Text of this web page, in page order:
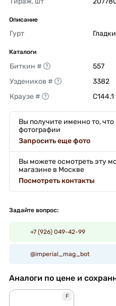
Описание
Гурт
Каталоги
Биткин #
557
Уздеников #
3382
Краузе #
C144.1
Вы получите именно то, что
фотографии
Запросить еще фото
Вы можете осмотреть эту
магазине в Москве
Посмотреть контакты
Задайте вопрос:
+7 (926) 049-42-99
@imperial_mag_bot
Аналоги по цене и
F